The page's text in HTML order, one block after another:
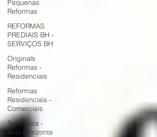
Pequenas
Reformas
REFORMAS
PREDIAIS BH -
SERVIÇOS BH
Originals
Reformas -
Residenciais
Reformas
Residenciais -
Comerciais
Telhadista -
Belo Horizonte